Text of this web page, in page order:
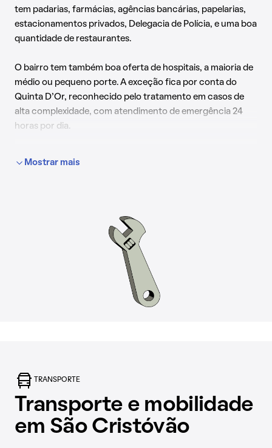
tem padarias, farmácias, agências bancárias, papelarias,
estacionamentos privados, Delegacia de Polícia, e uma boa
quantidade de restaurantes.
O bairro tem também boa oferta de hospitais, a maioria de
médio ou pequeno porte. A exceção fica por conta do
Quinta D’Or, reconhecido pelo tratamento em casos de
alta complexidade, com atendimento de emergência 24
horas por dia.
Mostrar mais
TRANSPORTE
Transporte e mobilidade
em São Cristóvão